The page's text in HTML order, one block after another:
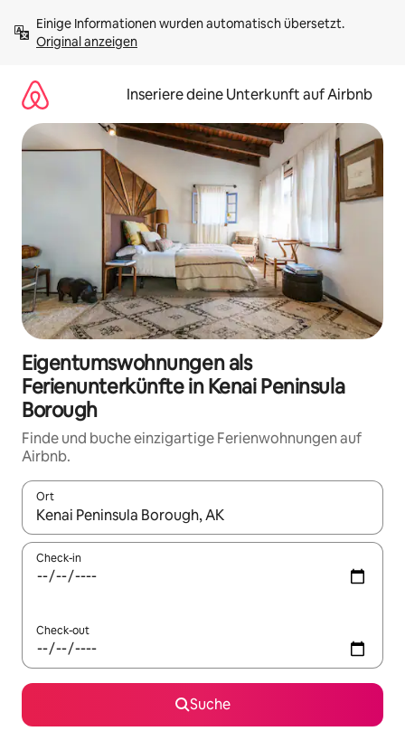
Inhalten
springenOriginal anzeigen
Inseriere deine Unterkunft auf Airbnb
Eigentumswohnungen als
Ferienunterkünfte in Kenai Peninsula
Borough
Finde und buche einzigartige Ferienwohnungen auf
Airbnb.
Ort
Wenn Ergebnisse verfügbar sind, navigiere mit den
Check-in
Check-out
Suche